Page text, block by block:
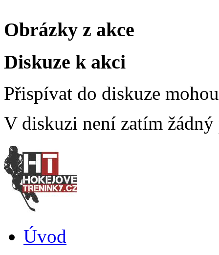
Obrázky z akce
Diskuze k akci
Přispívat do diskuze
V diskuzi není zatím žádný
Úvod